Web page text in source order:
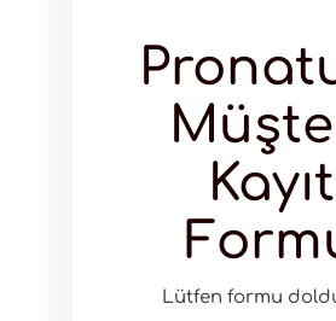
Kayıt
Lütfen formu